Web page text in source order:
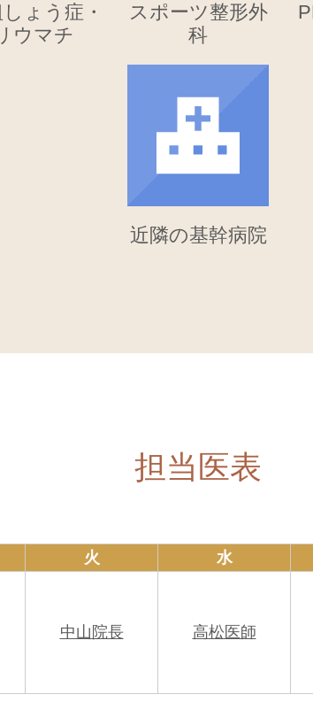
、安定した医療の提供に努めております
ニックであり続けるため、みなさまのご
ち症状、手足のしびれ、関節痛などが
りますが、より良い医療の提供のため
がとうございます。
証利用登録済みのマイナンバーカード
ょう症・
ウマチ
スポーツ整形外
科
近隣の基幹病院
担当医表
火 水
中山院長 高松医師